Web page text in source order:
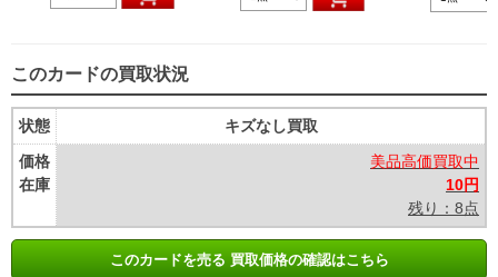
このカードの買取状況
状態
価格
在庫
キズなし買取
美品高価買取中
10円
残り：8点
このカードを売る 買取価格の確認はこちら